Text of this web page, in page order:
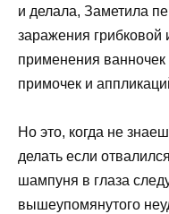
и делала, Заметила
заражения грибковой
применения ванночек
примочек и
Но это, когда не
делать если
шампуня в глаза
вышеупомянутого